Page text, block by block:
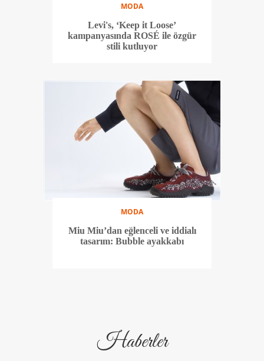
MODA
Levi's, ‘Keep it Loose’
kampanyasında ROSÉ ile özgür
stili kutluyor
MODA
Miu Miu’dan eğlenceli ve iddialı
tasarım: Bubble ayakkabı
Haberler